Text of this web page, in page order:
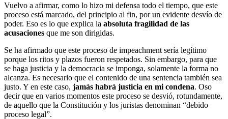
Vuelvo a afirmar, como lo hizo mi defensa todo el tiempo, que este
proceso está marcado, del principio al fin, por un evidente desvío de
poder. Eso es lo que explica la absoluta fragilidad de las
acusaciones que me son dirigidas.
Se ha afirmado que este proceso de impeachment sería legítimo
porque los ritos y plazos fueron respetados. Sin embargo, para que
se haga justicia y la democracia se imponga, solamente la forma no
alcanza. Es necesario que el contenido de una sentencia también sea
justo. Y en este caso, jamás habrá justicia en mi condena. Oso
decir que en varios momentos este proceso se desvió, rotundamente,
de aquello que la Constitución y los juristas denominan “debido
proceso legal”.